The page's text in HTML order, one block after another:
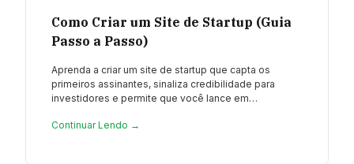
Como Criar um Site de Startup (Guia
Passo a Passo)
Aprenda a criar um site de startup que capta os
primeiros assinantes, sinaliza credibilidade para
investidores e permite que você lance em…
Continuar Lendo →